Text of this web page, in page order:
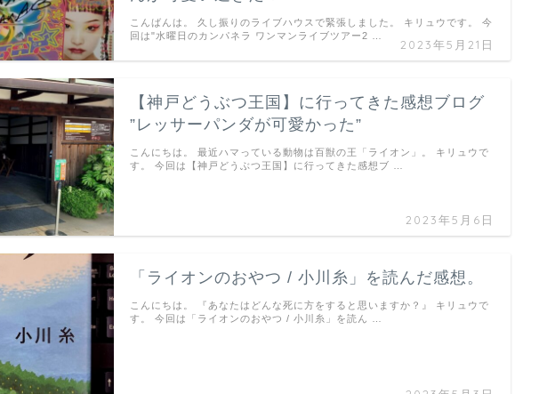
2023年5月21日
こんばんは。 久し振りのライブハウスで緊張しました。 キリュウです。 今
回は"水曜日のカンパネラ ワンマンライブツアー2 …
【神戸どうぶつ王国】に行ってきた感想ブログ
”レッサーパンダが可愛かった”
2023年5月6日
こんにちは。 最近ハマっている動物は百獣の王「ライオン」。 キリュウで
す。 今回は【神戸どうぶつ王国】に行ってきた感想ブ …
「ライオンのおやつ / 小川糸」を読んだ感想。
こんにちは。 『あなたはどんな死に方をすると思いますか？』 キリュウで
す。 今回は「ライオンのおやつ / 小川糸」を読ん …